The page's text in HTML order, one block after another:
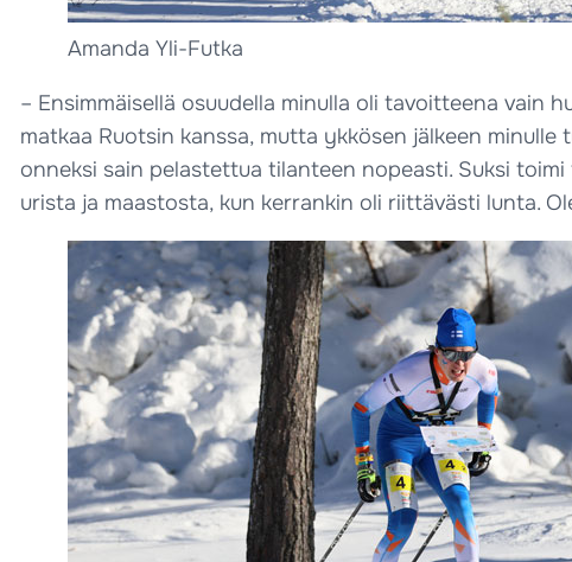
Amanda Yli-Futka
– Ensimmäisellä osuudella minulla oli tavoitteena vain
matkaa Ruotsin kanssa, mutta ykkösen jälkeen
onneksi sain pelastettua tilanteen nopeasti. Suksi
urista ja maastosta, kun kerrankin oli riittävästi lunta.